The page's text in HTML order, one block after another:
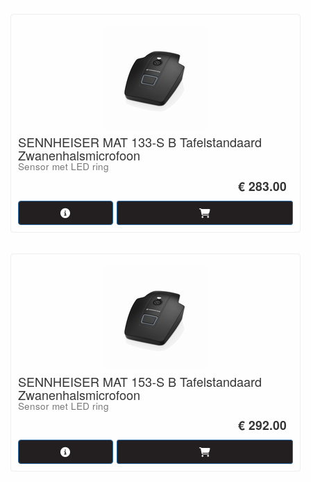
SENNHEISER MAT 133-S B Tafelstandaard
Zwanenhalsmicrofoon
Sensor met LED ring
€ 283.00
SENNHEISER MAT 153-S B Tafelstandaard
Zwanenhalsmicrofoon
Sensor met LED ring
€ 292.00